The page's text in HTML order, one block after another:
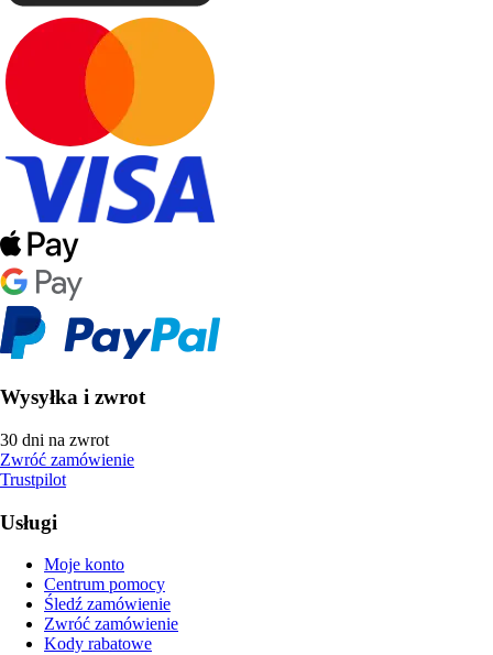
Wysyłka i zwrot
30 dni na zwrot
Zwróć zamówienie
Trustpilot
Usługi
Moje konto
Centrum pomocy
Śledź zamówienie
Zwróć zamówienie
Kody rabatowe